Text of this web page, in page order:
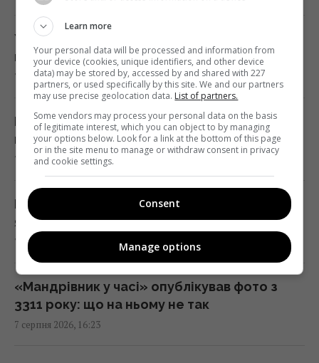
16:17 п'ятниця, 07 серпня 2026
У кримінальній справі ринку "Столичний"
матеріалами стали дописи про підтримку
ЗСУ, - ЗМІ
16:06 п'ятниця, 07 серпня 2026
У червні – 30 бомб, у липні – понад 50: в ОВА
16:04 п'ятниця, 07 серпня 2026
Без перегляду прайс-кепів Україні буде
складніше імпортувати електроенергію
взимку, – Центр Разумкова
16:04 п'ятниця, 07 серпня 2026
Україна влаштувала окупантам "морський
парад" у Ялті: ГУР оприлюднило відео
7 серпня 2026, 17:06
Мрії трьох знаків зодіаку незабаром
можуть стати реальністю: є одна умова
7 серпня 2026, 16:55
Росія обстріляла легендарний стадіон, на
якому проводяться матчі УПЛ - що відомо
7 серпня 2026, 16:29
«Мандрівник у часі» опублікував фото з
3311 року: що на ньому не так
7 серпня 2026, 16:23
Learn more
Your personal data will be processed and information from
your device (cookies, unique identifiers, and other device
data) may be stored by, accessed by and shared with 227
partners, or used specifically by this site. We and our partners
may use precise geolocation data. List of partners.
Some vendors may process your personal data on the basis
of legitimate interest, which you can object to by managing
your options below. Look for a link at the bottom of this page
or in the site menu to manage or withdraw consent in privacy
and cookie settings.
Consent
Manage options